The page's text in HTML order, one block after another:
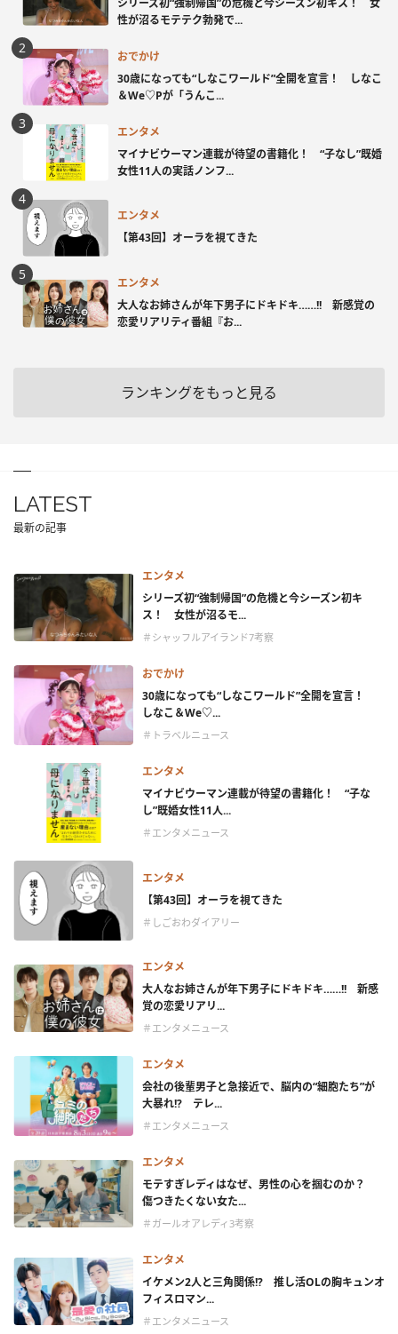
性が沼るモテテク勃発で...
おでかけ
30歳になっても“しなこワールド”全開を宣言！ しなこ
＆We♡Pが「うんこ...
エンタメ
マイナビウーマン連載が待望の書籍化！ “子なし”既婚
女性11人の実話ノンフ...
エンタメ
【第43回】オーラを視てきた
エンタメ
大人なお姉さんが年下男子にドキドキ……!! 新感覚の
恋愛リアリティ番組『お...
ランキングをもっと見る
LATEST
最新の記事
エンタメ
シリーズ初“強制帰国”の危機と今シーズン初キ
ス！ 女性が沼るモ...
＃シャッフルアイランド7考察
おでかけ
30歳になっても“しなこワールド”全開を宣言！
しなこ＆We♡...
＃トラベルニュース
エンタメ
マイナビウーマン連載が待望の書籍化！ “子な
し”既婚女性11人...
＃エンタメニュース
エンタメ
【第43回】オーラを視てきた
＃しごおわダイアリー
エンタメ
大人なお姉さんが年下男子にドキドキ……!! 新感
覚の恋愛リアリ...
＃エンタメニュース
エンタメ
会社の後輩男子と急接近で、脳内の“細胞たち”が
大暴れ!? テレ...
＃エンタメニュース
エンタメ
モテすぎレディはなぜ、男性の心を掴むのか？
傷つきたくない女た...
＃ガールオアレディ3考察
エンタメ
イケメン2人と三角関係!? 推し活OLの胸キュンオ
フィスロマン...
＃エンタメニュース